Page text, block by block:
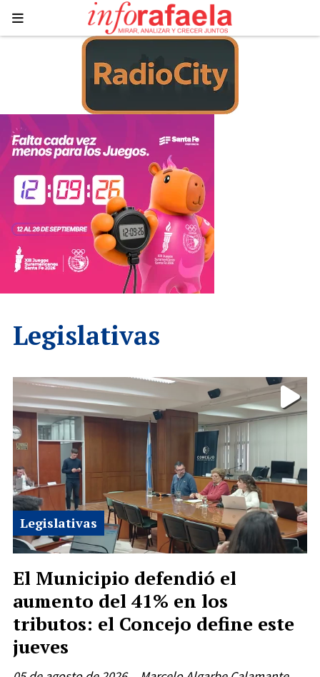
Legislativas
El Municipio defendió el
aumento del 41% en los
tributos: el Concejo define este
jueves
Legislativas